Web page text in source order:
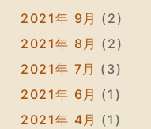
2021年 9月 (2)
2021年 8月 (2)
2021年 7月 (3)
2021年 6月 (1)
2021年 4月 (1)